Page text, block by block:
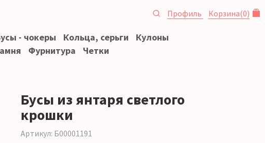
Профиль Корзина(0)
- чокеры Кольца, серьги
Кулоны
Фурнитура Четки
Бусы из янтаря светлого
крошки
Артикул: Б00001191